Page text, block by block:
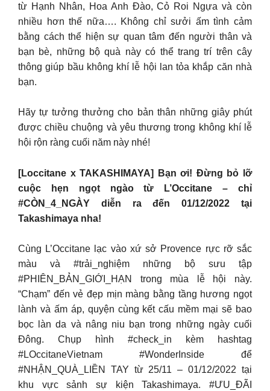
từ Hạnh Nhân, Hoa Anh Đào, Cỏ Roi Ngựa và còn
nhiều hơn thế nữa…. Không chỉ sưởi ấm tình cảm
bằng cách thể hiện sự quan tâm đến người thân và
bạn bè, những bộ quà này có thể trang trí trên cây
thông giúp bầu không khí lễ hội lan tỏa khắp căn nhà
bạn.
Hãy tự tưởng thưởng cho bản thân những giây phút
được chiều chuộng và yêu thương trong không khí lễ
hội rộn ràng cuối năm này nhé!
[Loccitane x TAKASHIMAYA] Bạn ơi! Đừng bỏ lỡ
cuộc hẹn ngọt ngào từ L’Occitane – chỉ
#CÒN_4_NGÀY diễn ra đến 01/12/2022 tại
Takashimaya nha!
Cùng L’Occitane lạc vào xứ sở Provence rực rỡ sắc
màu và #trải_nghiệm những bộ sưu tập
#PHIÊN_BẢN_GIỚI_HẠN trong mùa lễ hội này.
“Chạm” đến vẻ đẹp mịn màng bằng tầng hương ngọt
lành và ấm áp, quyện cùng kết cấu mềm mại sẽ bao
bọc làn da và nâng niu bạn trong những ngày cuối
Đông. Chụp hình #check_in kèm hashtag
#LOccitaneVietnam #WonderInside để
#NHẬN_QUÀ_LIỀN TAY từ 25/11 – 01/12/2022 tại
khu vực sảnh sự kiện Takashimaya. #ƯU_ĐÃI